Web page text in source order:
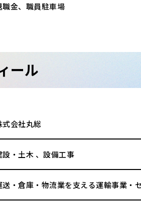
職金、職員駐車場
ール
式会社丸総
設・土木 、設備工事
送・倉庫・物流業を支える運輸事業・